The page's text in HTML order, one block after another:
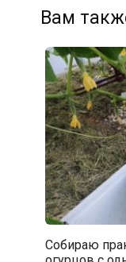
Вам
Собираю